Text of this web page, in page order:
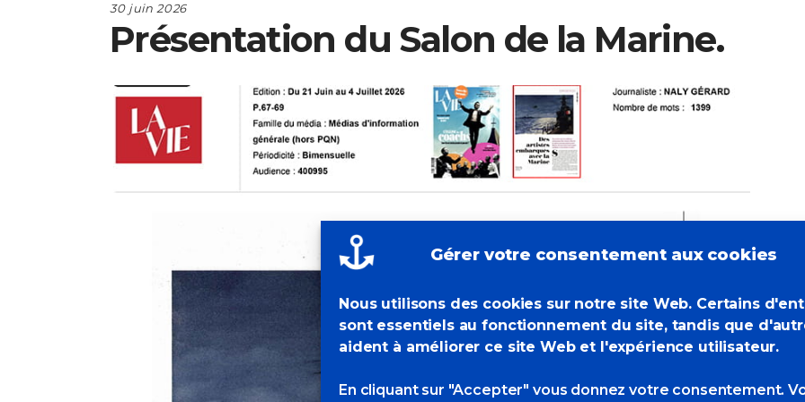
Gérer votre consentement aux cookies
Nous utilisons des cookies sur notre site Web. Certains
sont essentiels au fonctionnement du site, tandis que
aident à améliorer ce site Web et l'expérience utilisateur.
En cliquant sur "Accepter" vous donnez votre consentement.
30 juin 2026
Présentation du Salon de la Marine.